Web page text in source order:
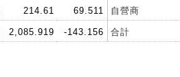
214.61 69.511
2,085.919 -143.156
自營商
合計